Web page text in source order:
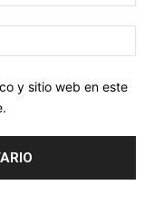
y sitio web en este